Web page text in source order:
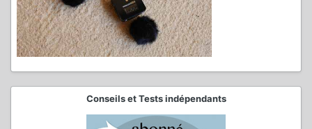
Conseils et Tests indépendants